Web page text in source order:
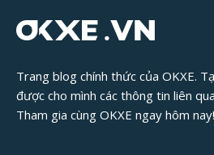
Trang blog chính thức của OKXE.
được cho mình các thông tin liên
Tham gia cùng OKXE ngay hôm nay!